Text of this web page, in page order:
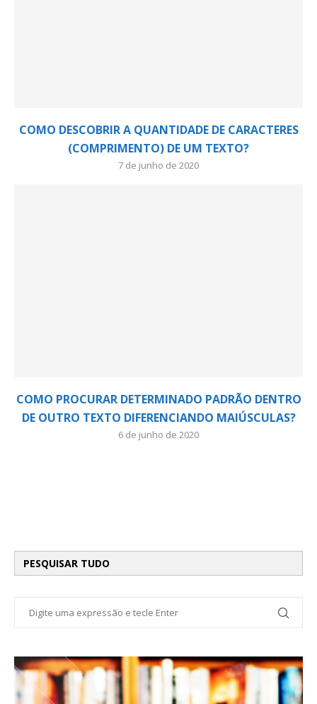
COMO DESCOBRIR A QUANTIDADE DE CARACTERES
(COMPRIMENTO) DE UM TEXTO?
7 de junho de 2020
COMO PROCURAR DETERMINADO PADRÃO DENTRO
DE OUTRO TEXTO DIFERENCIANDO MAIÚSCULAS?
6 de junho de 2020
PESQUISAR TUDO